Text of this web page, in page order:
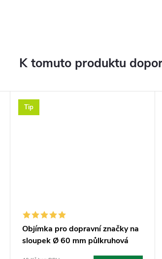
K tomuto produktu
Tip
Objímka pro dopravní značky na
sloupek Ø 60 mm půlkruhová